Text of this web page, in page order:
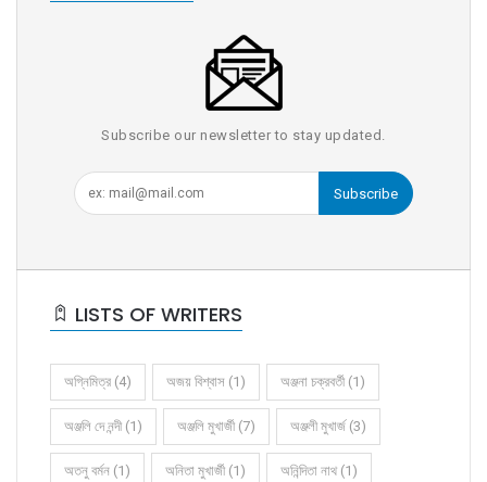
Subscribe our newsletter to stay updated.
Subscribe
LISTS OF WRITERS
অগ্নিমিত্র (4) অজয় বিশ্বাস (1) অঞ্জনা চক্রবর্তী (1)
অঞ্জলি দে নন্দী (1) অঞ্জলি মুখার্জী (7) অঞ্জলী মুখার্জ (3)
অতনু বর্মন (1) অনিতা মুখার্জী (1) অনিন্দিতা নাথ (1)